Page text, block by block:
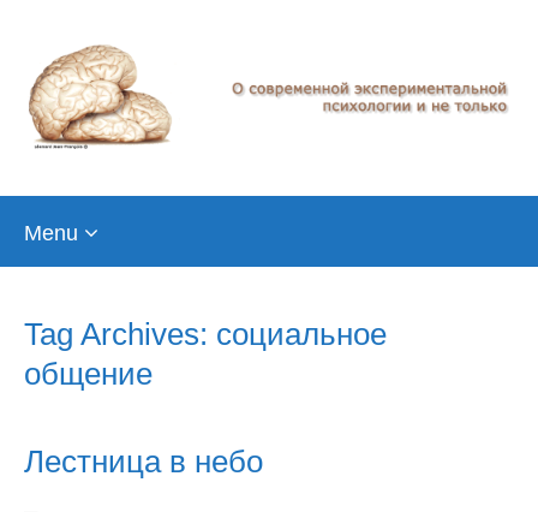
Menu
Tag Archives: социальное
общение
Лестница в небо